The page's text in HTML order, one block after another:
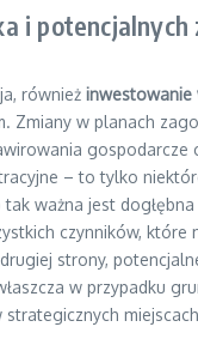
i potencjalnych
również inwestowanie
Zmiany w planach
gospodarcze
– to tylko
ważna jest
czynników, które
strony,
w przypadku